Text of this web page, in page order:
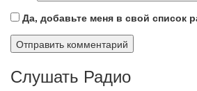
Да, добавьте меня в свой список
Слушать Радио